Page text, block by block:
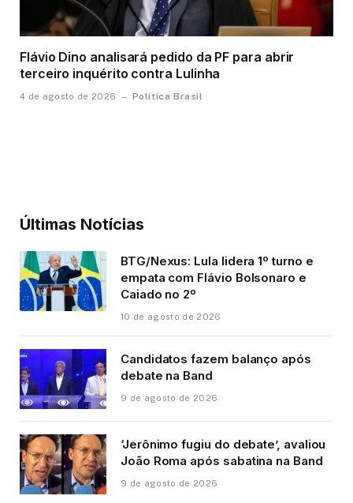
Flávio Dino analisará pedido da PF para abrir
terceiro inquérito contra Lulinha
4 de agosto de 2026 Política Brasil
Últimas Notícias
BTG/Nexus: Lula lidera 1º turno e
empata com Flávio Bolsonaro e
Caiado no 2º
10 de agosto de 2026
Candidatos fazem balanço após
debate na Band
9 de agosto de 2026
‘Jerônimo fugiu do debate’, avaliou
João Roma após sabatina na Band
9 de agosto de 2026